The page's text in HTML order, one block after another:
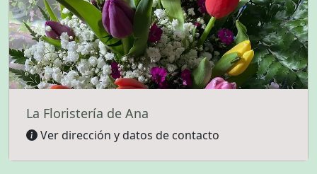
La Floristería de Ana
Ver dirección y datos de contacto